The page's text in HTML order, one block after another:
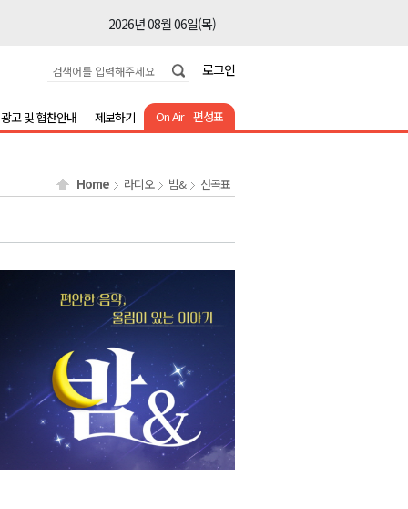
2026년 08월 06일(목)
2026년 08월 06일(목)
2026년 08월 06일(목)
2026년 08월 06일(목)
2026년 08월 06일(목)
2026년 08월 06일(목)
2026년 08월 06일(목)
2026년 08월 06일(목)
2026년 08월 06일(목)
2026년 08월 06일(목)
2026년 08월 06일(목)
로그인
On Air 편성표
광고 및 협찬안내 제보하기
Home 라디오 밤& 선곡표